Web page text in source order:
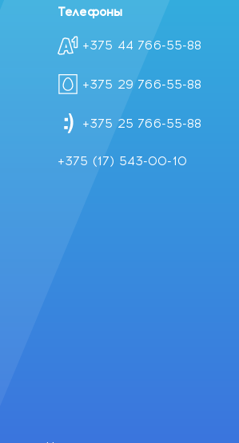
Телефоны
+375 44 766-55-88
+375 29 766-55-88
+375 25 766-55-88
+375 (17) 543-00-10